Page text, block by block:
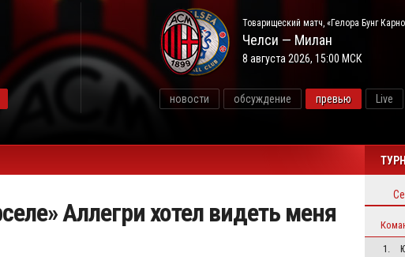
Товарищеский матч, «Гелора Бунг
Челси — Милан
8 августа 2026, 15:00 МСК
новости обсуждение превью Live
Аллегри хотел видеть меня
1.